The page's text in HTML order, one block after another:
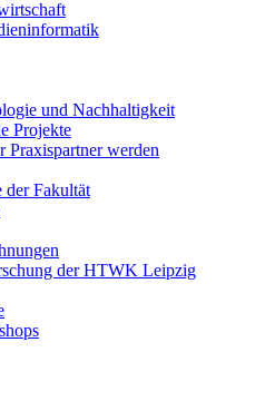
und Nachhaltigkeit
Projekte
Praxispartner werden
der Fakultät
der HTWK Leipzig